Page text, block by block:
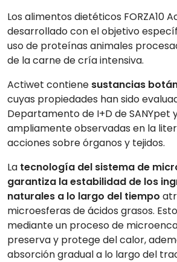
Los alimentos dietéticos FORZA10
desarrollado con el objetivo
uso de proteínas animales
de la carne de cría intensiva.
Actiwet contiene sustancias
cuyas propiedades han sido
Departamento de I+D de SANYpet
ampliamente observadas en la
acciones sobre órganos y tejidos.
La tecnología del sistema de
garantiza la estabilidad de los
naturales a lo largo del tiempo
microesferas de ácidos grasos.
mediante un proceso de
preserva y protege del calor,
absorción gradual a lo largo del